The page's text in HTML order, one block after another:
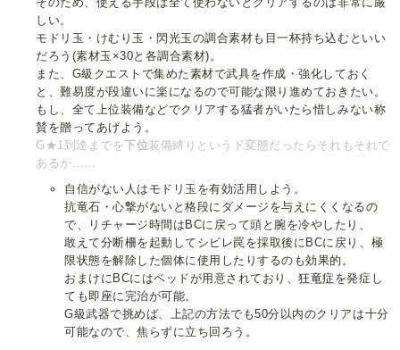
しい。
モドリ玉・けむり玉・閃光玉の調合素材も目一杯持ち込むといい
だろう(素材玉×30と各調合素材)。
また、G級クエストで集めた素材で武具を作成・強化しておく
と、難易度が段違いに楽になるので可能な限り進めておきたい。
もし、全て上位装備などでクリアする猛者がいたら惜しみない称
賛を贈ってあげよう。
G★1到達までを下位装備縛りというド変態だったらそれもそれで
あるが……
自信がない人はモドリ玉を有効活用しよう。
抗竜石・心撃がないと格段にダメージを与えにくくなるの
で、リチャージ時間はBCに戻って頭と腕を冷やしたり、
敢えて分断柵を起動してシビレ罠を採取後にBCに戻り、極
限状態を解除した個体に使用したりするのも効果的。
おまけにBCにはベッドが用意されており、狂竜症 を発症し
ても即座に完治が可能。
G級武器で挑めば、上記の方法でも50分以内のクリアは十分
可能なので、焦らずに立ち回ろう。